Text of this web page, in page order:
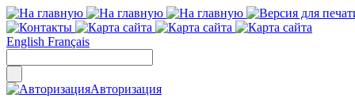
English Français
Авторизация